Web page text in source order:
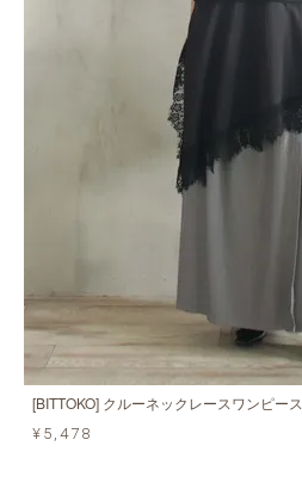
[BITTOKO] クルーネックレースワンピース
¥5,478